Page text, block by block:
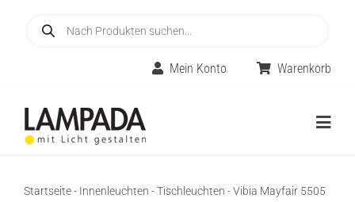
search
Mein Konto Warenkorb
Startseite- Innenleuchten -Tischleuchten -Vibia Mayfair 5505